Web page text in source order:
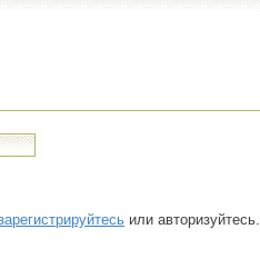
или авторизуйтесь.